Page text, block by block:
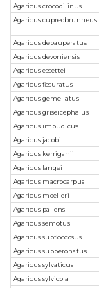
Agaricus crocodilinus
Agaricus cupreobrunneus
Agaricus depauperatus
Agaricus devoniensis
Agaricus essettei
Agaricus fissuratus
Agaricus gemellatus
Agaricus griseicephalus
Agaricus impudicus
Agaricus jacobi
Agaricus kerriganii
Agaricus langei
Agaricus macrocarpus
Agaricus moelleri
Agaricus pallens
Agaricus semotus
Agaricus subfloccosus
Agaricus subperonatus
Agaricus sylvaticus
Agaricus sylvicola